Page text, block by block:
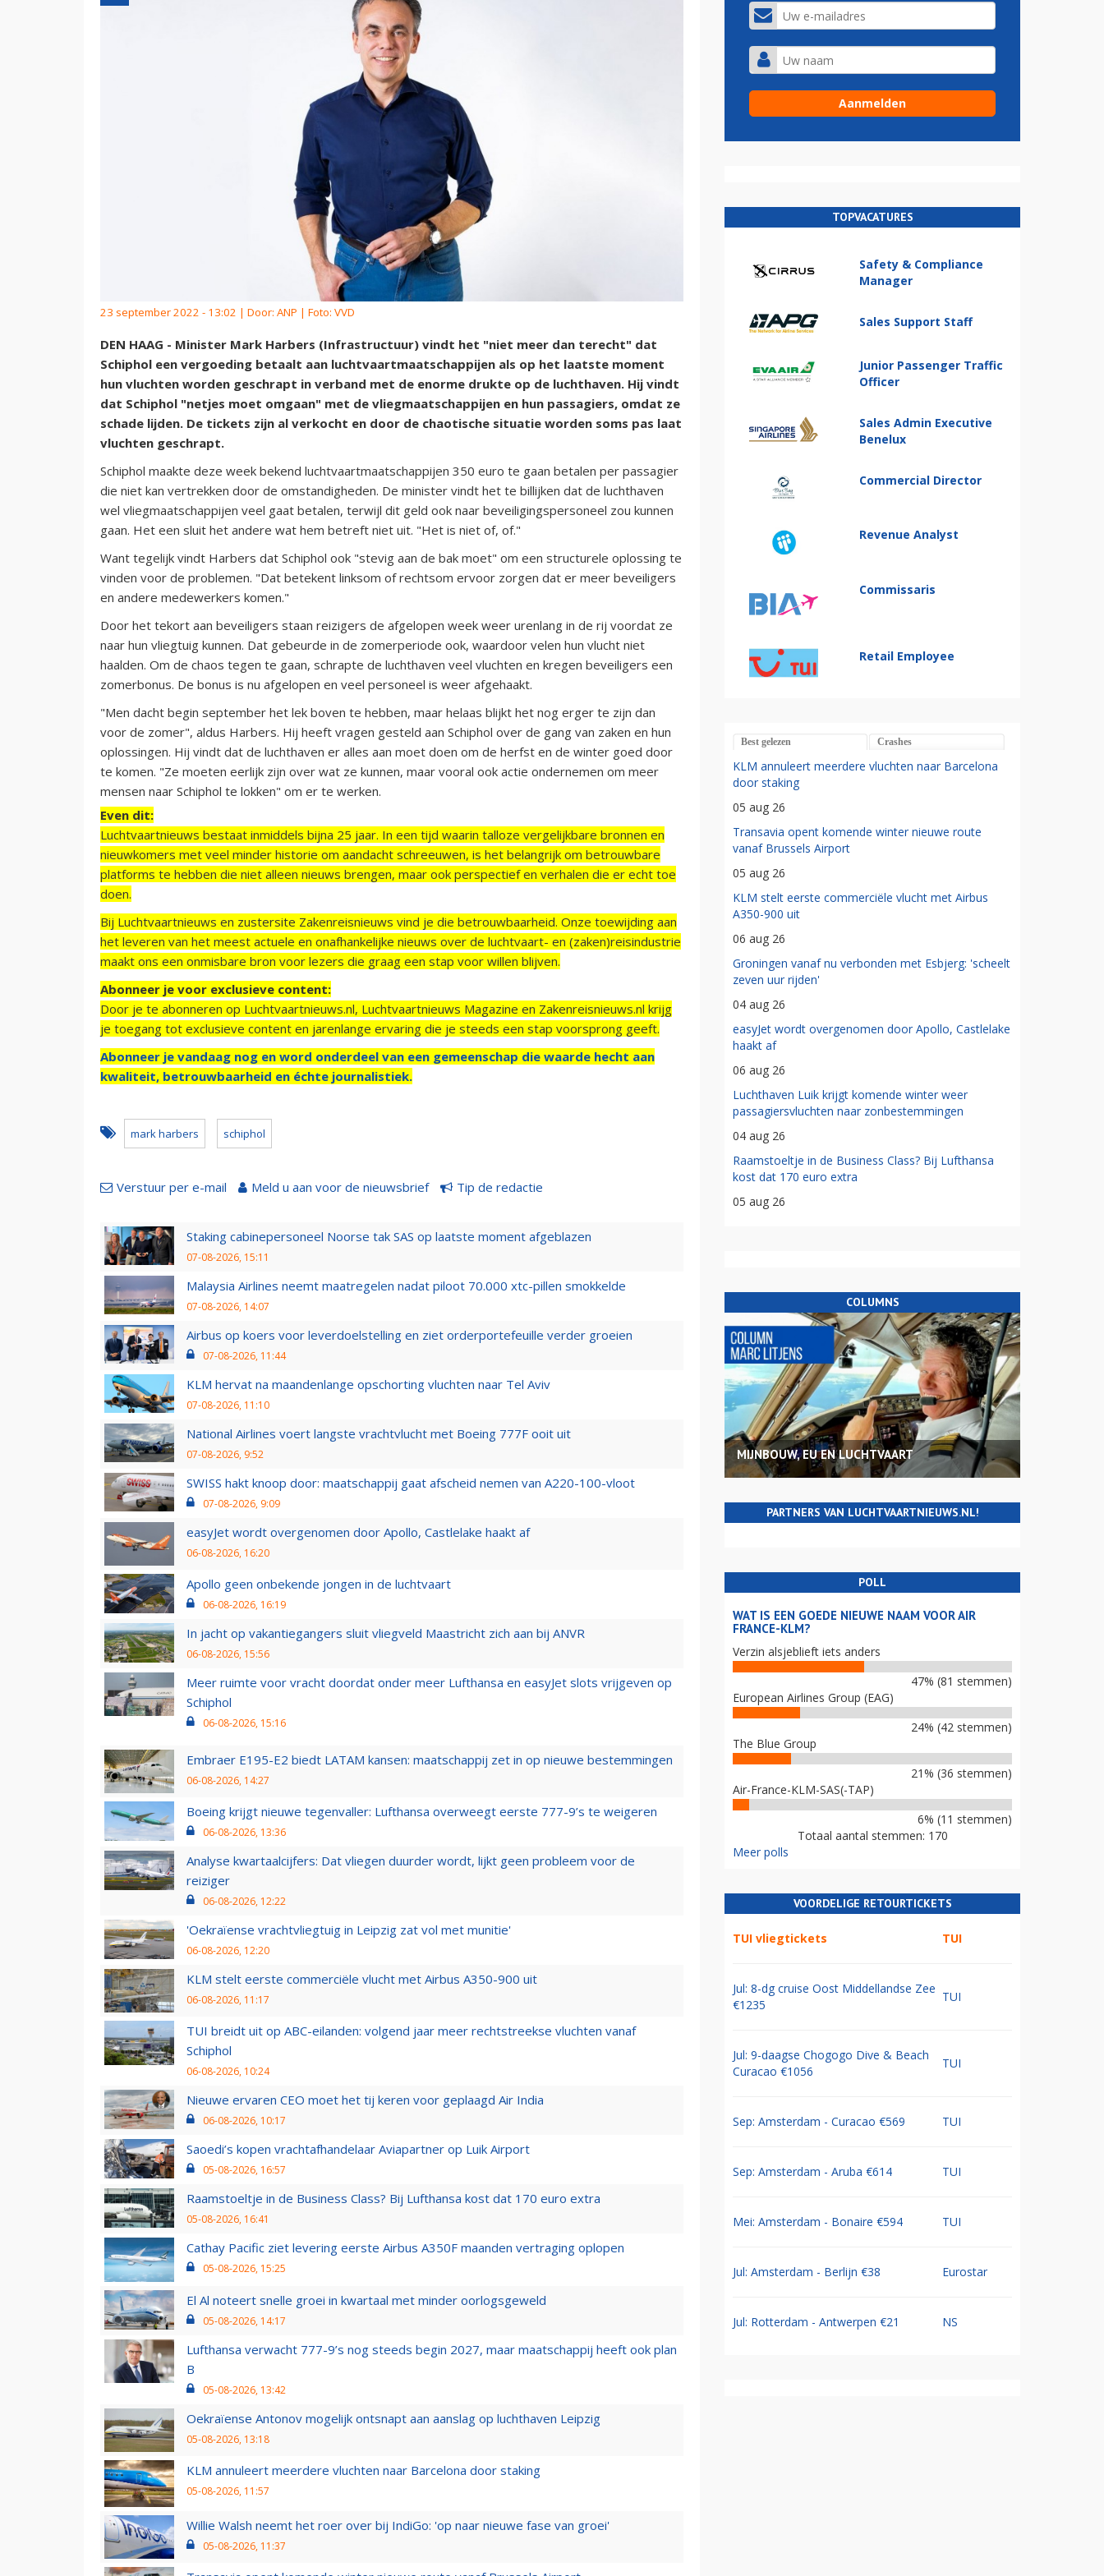
23 september 2022 - 13:02 | Door: ANP | Foto: VVD
DEN HAAG - Minister Mark Harbers (Infrastructuur) vindt het "niet meer dan terecht" dat
Schiphol een vergoeding betaalt aan luchtvaartmaatschappijen als op het laatste moment
hun vluchten worden geschrapt in verband met de enorme drukte op de luchthaven. Hij vindt
dat Schiphol "netjes moet omgaan" met de vliegmaatschappijen en hun passagiers, omdat ze
schade lijden. De tickets zijn al verkocht en door de chaotische situatie worden soms pas laat
vluchten geschrapt.
Schiphol maakte deze week bekend luchtvaartmaatschappijen 350 euro te gaan betalen per passagier
die niet kan vertrekken door de omstandigheden. De minister vindt het te billijken dat de luchthaven
wel vliegmaatschappijen veel gaat betalen, terwijl dit geld ook naar beveiligingspersoneel zou kunnen
gaan. Het een sluit het andere wat hem betreft niet uit. "Het is niet of, of."
Want tegelijk vindt Harbers dat Schiphol ook "stevig aan de bak moet" om een structurele oplossing te
vinden voor de problemen. "Dat betekent linksom of rechtsom ervoor zorgen dat er meer beveiligers
en andere medewerkers komen."
Door het tekort aan beveiligers staan reizigers de afgelopen week weer urenlang in de rij voordat ze
naar hun vliegtuig kunnen. Dat gebeurde in de zomerperiode ook, waardoor velen hun vlucht niet
haalden. Om de chaos tegen te gaan, schrapte de luchthaven veel vluchten en kregen beveiligers een
zomerbonus. De bonus is nu afgelopen en veel personeel is weer afgehaakt.
"Men dacht begin september het lek boven te hebben, maar helaas blijkt het nog erger te zijn dan
voor de zomer", aldus Harbers. Hij heeft vragen gesteld aan Schiphol over de gang van zaken en hun
oplossingen. Hij vindt dat de luchthaven er alles aan moet doen om de herfst en de winter goed door
te komen. "Ze moeten eerlijk zijn over wat ze kunnen, maar vooral ook actie ondernemen om meer
mensen naar Schiphol te lokken" om er te werken.
Even dit:
Luchtvaartnieuws bestaat inmiddels bijna 25 jaar. In een tijd waarin talloze vergelijkbare bronnen en
nieuwkomers met veel minder historie om aandacht schreeuwen, is het belangrijk om betrouwbare
platforms te hebben die niet alleen nieuws brengen, maar ook perspectief en verhalen die er echt toe
doen.
Bij Luchtvaartnieuws en zustersite Zakenreisnieuws vind je die betrouwbaarheid. Onze toewijding aan
het leveren van het meest actuele en onafhankelijke nieuws over de luchtvaart- en (zaken)reisindustrie
maakt ons een onmisbare bron voor lezers die graag een stap voor willen blijven.
Abonneer je voor exclusieve content:
Door je te abonneren op Luchtvaartnieuws.nl, Luchtvaartnieuws Magazine en Zakenreisnieuws.nl krijg
je toegang tot exclusieve content en jarenlange ervaring die je steeds een stap voorsprong geeft.
Abonneer je vandaag nog en word onderdeel van een gemeenschap die waarde hecht aan
kwaliteit, betrouwbaarheid en échte journalistiek.
mark harbers schiphol
Verstuur per e-mail Meld u aan voor de nieuwsbrief Tip de redactie
Staking cabinepersoneel Noorse tak SAS op laatste moment afgeblazen
07-08-2026, 15:11
Malaysia Airlines neemt maatregelen nadat piloot 70.000 xtc-pillen smokkelde
07-08-2026, 14:07
Airbus op koers voor leverdoelstelling en ziet orderportefeuille verder groeien
07-08-2026, 11:44
KLM hervat na maandenlange opschorting vluchten naar Tel Aviv
07-08-2026, 11:10
National Airlines voert langste vrachtvlucht met Boeing 777F ooit uit
07-08-2026, 9:52
SWISS hakt knoop door: maatschappij gaat afscheid nemen van A220-100-vloot
07-08-2026, 9:09
easyJet wordt overgenomen door Apollo, Castlelake haakt af
06-08-2026, 16:20
Apollo geen onbekende jongen in de luchtvaart
06-08-2026, 16:19
In jacht op vakantiegangers sluit vliegveld Maastricht zich aan bij ANVR
06-08-2026, 15:56
Meer ruimte voor vracht doordat onder meer Lufthansa en easyJet slots vrijgeven op
Schiphol
06-08-2026, 15:16
Embraer E195-E2 biedt LATAM kansen: maatschappij zet in op nieuwe bestemmingen
06-08-2026, 14:27
Boeing krijgt nieuwe tegenvaller: Lufthansa overweegt eerste 777-9’s te weigeren
06-08-2026, 13:36
Analyse kwartaalcijfers: Dat vliegen duurder wordt, lijkt geen probleem voor de
reiziger
06-08-2026, 12:22
'Oekraïense vrachtvliegtuig in Leipzig zat vol met munitie'
06-08-2026, 12:20
KLM stelt eerste commerciële vlucht met Airbus A350-900 uit
06-08-2026, 11:17
TUI breidt uit op ABC-eilanden: volgend jaar meer rechtstreekse vluchten vanaf
Schiphol
06-08-2026, 10:24
Nieuwe ervaren CEO moet het tij keren voor geplaagd Air India
06-08-2026, 10:17
Saoedi’s kopen vrachtafhandelaar Aviapartner op Luik Airport
05-08-2026, 16:57
Raamstoeltje in de Business Class? Bij Lufthansa kost dat 170 euro extra
05-08-2026, 16:41
Cathay Pacific ziet levering eerste Airbus A350F maanden vertraging oplopen
05-08-2026, 15:25
El Al noteert snelle groei in kwartaal met minder oorlogsgeweld
05-08-2026, 14:17
Lufthansa verwacht 777-9’s nog steeds begin 2027, maar maatschappij heeft ook plan
B
05-08-2026, 13:42
Oekraïense Antonov mogelijk ontsnapt aan aanslag op luchthaven Leipzig
05-08-2026, 13:18
KLM annuleert meerdere vluchten naar Barcelona door staking
05-08-2026, 11:57
Willie Walsh neemt het roer over bij IndiGo: 'op naar nieuwe fase van groei'
05-08-2026, 11:37
TOPVACATURES
Safety & Compliance
Manager
Sales Support Staff
Junior Passenger Traffic
Officer
Sales Admin Executive
Benelux
Commercial Director
Revenue Analyst
Commissaris
Retail Employee
Best gelezen Crashes
KLM annuleert meerdere vluchten naar Barcelona
door staking
05 aug 26
Transavia opent komende winter nieuwe route
vanaf Brussels Airport
05 aug 26
KLM stelt eerste commerciële vlucht met Airbus
A350-900 uit
06 aug 26
Groningen vanaf nu verbonden met Esbjerg: 'scheelt
zeven uur rijden'
04 aug 26
easyJet wordt overgenomen door Apollo, Castlelake
haakt af
06 aug 26
Luchthaven Luik krijgt komende winter weer
passagiersvluchten naar zonbestemmingen
04 aug 26
Raamstoeltje in de Business Class? Bij Lufthansa
kost dat 170 euro extra
05 aug 26
COLUMNS
MIJNBOUW, EU EN LUCHTVAART
PARTNERS VAN LUCHTVAARTNIEUWS.NL!
POLL
WAT IS EEN GOEDE NIEUWE NAAM VOOR AIR
FRANCE-KLM?
Verzin alsjeblieft iets anders
47% (81 stemmen)
European Airlines Group (EAG)
24% (42 stemmen)
The Blue Group
21% (36 stemmen)
Air-France-KLM-SAS(-TAP)
6% (11 stemmen)
Totaal aantal stemmen: 170
Meer polls
VOORDELIGE RETOURTICKETS
TUI vliegtickets TUI
Jul: 8-dg cruise Oost Middellandse Zee
€1235
TUI
Jul: 9-daagse Chogogo Dive & Beach
Curacao €1056
TUI
Sep: Amsterdam - Curacao €569 TUI
Sep: Amsterdam - Aruba €614 TUI
Mei: Amsterdam - Bonaire €594 TUI
Jul: Amsterdam - Berlijn €38 Eurostar
Jul: Rotterdam - Antwerpen €21 NS